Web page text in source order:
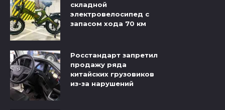
складной
электровелосипед с
запасом хода 70 км
Росстандарт запретил
продажу ряда
китайских грузовиков
из-за нарушений